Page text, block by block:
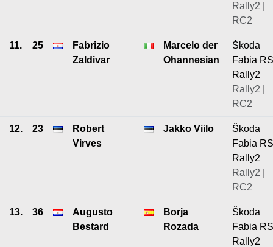
Rally2 |
RC2
11. 25
Fabrizio
Zaldivar
Marcelo der
Ohannesian
Škoda
Fabia RS
Rally2
Rally2 |
RC2
12. 23
Robert
Virves
Jakko Viilo
Škoda
Fabia RS
Rally2
Rally2 |
RC2
13. 36
Augusto
Bestard
Borja
Rozada
Škoda
Fabia RS
Rally2